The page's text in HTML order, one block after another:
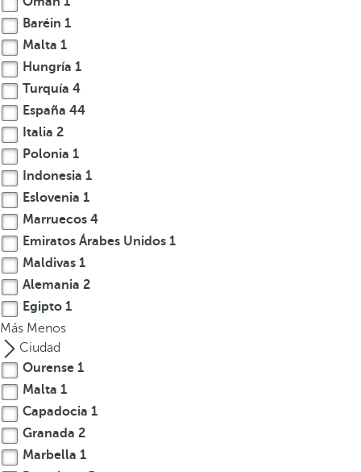
a
e
m
r
g
e
n
t
e
y
e
f
o
c
o
s
e
m
u
e
v
Baréin 1
Malta 1
Hungría 1
Turquía 4
España 44
Italia 2
Polonia 1
Indonesia 1
Eslovenia 1
Marruecos 4
Emiratos Árabes Unidos 1
Maldivas 1
Alemania 2
Egipto 1
Más Menos
Ciudad
Ourense 1
Malta 1
Capadocia 1
Granada 2
Marbella 1